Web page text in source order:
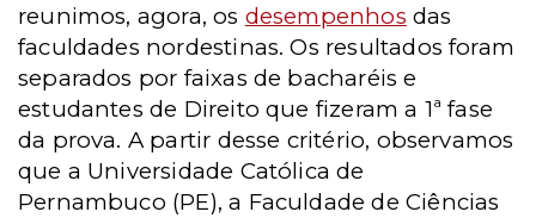
reunimos, agora, os desempenhos das
faculdades nordestinas. Os resultados foram
separados por faixas de bacharéis e
estudantes de Direito que fizeram a 1ª fase
da prova. A partir desse critério, observamos
que a Universidade Católica de
Pernambuco (PE), a Faculdade de Ciências